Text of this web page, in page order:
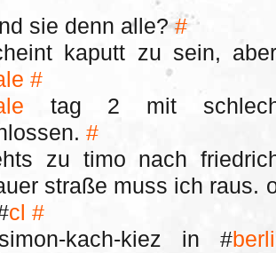
sie denn alle?#
kaputt zu sein,
#
tag 2 mit
#
zu timo nach
straße muss ich raus.
cl #
kach-kiez in #